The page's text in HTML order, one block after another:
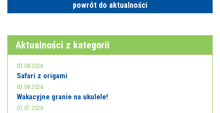
powrót do aktualności
Aktualności z kategorii
03.08.2026
Safari z origami
03.08.2026
Wakacyjne granie na ukulele!
01.07.2026